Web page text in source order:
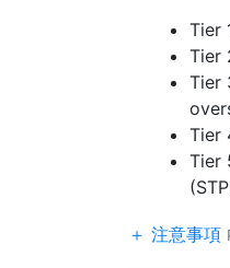
Tier
Tier
Tier
Tier
Tier
注意事項